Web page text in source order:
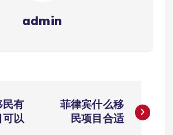
admin
民有
可以
菲律宾什么移
民项目合适